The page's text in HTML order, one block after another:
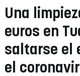
Una
euros en
saltarse el
el